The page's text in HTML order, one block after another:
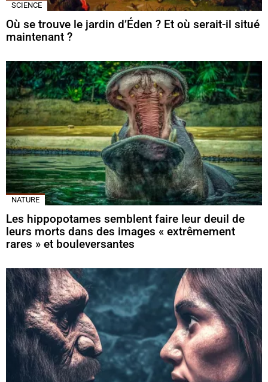
SCIENCE
Où se trouve le jardin d’Éden ? Et où serait-il situé
maintenant ?
NATURE
Les hippopotames semblent faire leur deuil de
leurs morts dans des images « extrêmement
rares » et bouleversantes